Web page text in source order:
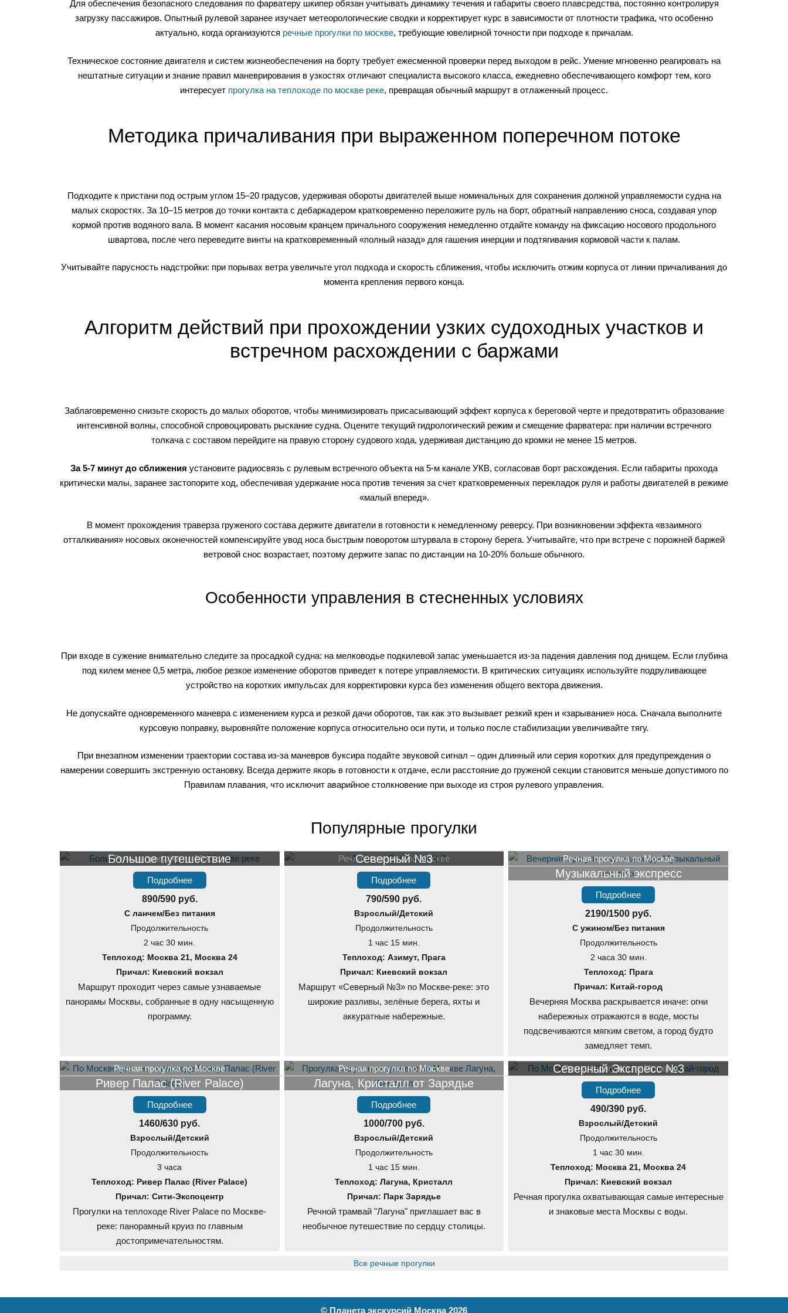
Для обеспечения безопасного следования по фарватеру шкипер обязан учитывать динамику течения и габариты своего плавсредства, постоянно контролируя
загрузку пассажиров. Опытный рулевой заранее изучает метеорологические сводки и корректирует курс в зависимости от плотности трафика, что особенно
актуально, когда организуются речные прогулки по москве, требующие ювелирной точности при подходе к причалам.
Техническое состояние двигателя и систем жизнеобеспечения на борту требует ежесменной проверки перед выходом в рейс. Умение мгновенно реагировать на
нештатные ситуации и знание правил маневрирования в узкостях отличают специалиста высокого класса, ежедневно обеспечивающего комфорт тем, кого
интересует прогулка на теплоходе по москве реке, превращая обычный маршрут в отлаженный процесс.
Методика причаливания при выраженном поперечном потоке
Подходите к пристани под острым углом 15–20 градусов, удерживая обороты двигателей выше номинальных для сохранения должной управляемости судна на
малых скоростях. За 10–15 метров до точки контакта с дебаркадером кратковременно переложите руль на борт, обратный направлению сноса, создавая упор
кормой против водяного вала. В момент касания носовым кранцем причального сооружения немедленно отдайте команду на фиксацию носового продольного
швартова, после чего переведите винты на кратковременный «полный назад» для гашения инерции и подтягивания кормовой части к палам.
Учитывайте парусность надстройки: при порывах ветра увеличьте угол подхода и скорость сближения, чтобы исключить отжим корпуса от линии причаливания до
момента крепления первого конца.
Алгоритм действий при прохождении узких судоходных участков и
встречном расхождении с баржами
Заблаговременно снизьте скорость до малых оборотов, чтобы минимизировать присасывающий эффект корпуса к береговой черте и предотвратить образование
интенсивной волны, способной спровоцировать рыскание судна. Оцените текущий гидрологический режим и смещение фарватера: при наличии встречного
толкача с составом перейдите на правую сторону судового хода, удерживая дистанцию до кромки не менее 15 метров.
За 5-7 минут до сближения установите радиосвязь с рулевым встречного объекта на 5-м канале УКВ, согласовав борт расхождения. Если габариты прохода
критически малы, заранее застопорите ход, обеспечивая удержание носа против течения за счет кратковременных перекладок руля и работы двигателей в режиме
«малый вперед».
В момент прохождения траверза груженого состава держите двигатели в готовности к немедленному реверсу. При возникновении эффекта «взаимного
отталкивания» носовых оконечностей компенсируйте увод носа быстрым поворотом штурвала в сторону берега. Учитывайте, что при встрече с порожней баржей
ветровой снос возрастает, поэтому держите запас по дистанции на 10-20% больше обычного.
Особенности управления в стесненных условиях
При входе в сужение внимательно следите за просадкой судна: на мелководье подкилевой запас уменьшается из-за падения давления под днищем. Если глубина
под килем менее 0,5 метра, любое резкое изменение оборотов приведет к потере управляемости. В критических ситуациях используйте подруливающее
устройство на коротких импульсах для корректировки курса без изменения общего вектора движения.
Не допускайте одновременного маневра с изменением курса и резкой дачи оборотов, так как это вызывает резкий крен и «зарывание» носа. Сначала выполните
курсовую поправку, выровняйте положение корпуса относительно оси пути, и только после стабилизации увеличивайте тягу.
При внезапном изменении траектории состава из-за маневров буксира подайте звуковой сигнал – один длинный или серия коротких для предупреждения о
намерении совершить экстренную остановку. Всегда держите якорь в готовности к отдаче, если расстояние до груженой секции становится меньше допустимого по
Правилам плавания, что исключит аварийное столкновение при выходе из строя рулевого управления.
Популярные прогулки
Речная прогулка по Москве
Большое путешествие
Подробнее
890/590 руб.
С ланчем/Без питания
Продолжительность
2 час 30 мин.
Теплоход: Москва 21, Москва 24
Причал: Киевский вокзал
Маршрут проходит через самые узнаваемые
панорамы Москвы, собранные в одну насыщенную
программу.
Речная прогулка по Москве
Северный №3
Подробнее
790/590 руб.
Взрослый/Детский
Продолжительность
1 час 15 мин.
Теплоход: Азимут, Прага
Причал: Киевский вокзал
Маршрут «Северный №3» по Москве-реке: это
широкие разливы, зелёные берега, яхты и
аккуратные набережные.
Речная прогулка по Москве
Музыкальный экспресс
Подробнее
2190/1500 руб.
С ужином/Без питания
Продолжительность
2 часа 30 мин.
Теплоход: Прага
Причал: Китай-город
Вечерняя Москва раскрывается иначе: огни
набережных отражаются в воде, мосты
подсвечиваются мягким светом, а город будто
замедляет темп.
Речная прогулка по Москве
Ривер Палас (River Palace)
Подробнее
1460/630 руб.
Взрослый/Детский
Продолжительность
3 часа
Теплоход: Ривер Палас (River Palace)
Причал: Сити-Экспоцентр
Прогулки на теплоходе River Palace по Москве-
реке: панорамный круиз по главным
достопримечательностям.
Речная прогулка по Москве
Лагуна, Кристалл от Зарядье
Подробнее
1000/700 руб.
Взрослый/Детский
Продолжительность
1 час 15 мин.
Теплоход: Лагуна, Кристалл
Причал: Парк Зарядье
Речной трамвай "Лагуна" приглашает вас в
необычное путешествие по сердцу столицы.
Речная прогулка по Москве
Северный Экспресс №3
Подробнее
490/390 руб.
Взрослый/Детский
Продолжительность
1 час 30 мин.
Теплоход: Москва 21, Москва 24
Причал: Киевский вокзал
Речная прогулка охватывающая самые интересные
и знаковые места Москвы с воды.
Все речные прогулки
© Планета экскурсий Москва2026